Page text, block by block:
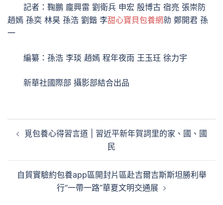
記者：鞠鵬 龐興雷 劉衛兵 申宏 殷博古 宿亮 張崇防
趙嫣 孫奕 林昊 孫浩 劉鍇 李甜心寶貝包養網勍 鄭開君 孫
一
編纂：孫浩 李琰 趙嫣 程年夜雨 王玉玨 徐力宇
新華社國際部 攝影部結合出品
章 覓包養心得習言道 | 習近平新年賀詞里的家、國、國
民
自貿實驗約包養app區開封片區赴吉爾吉斯斯坦勝利舉
行“一帶一路”華夏文明交通展